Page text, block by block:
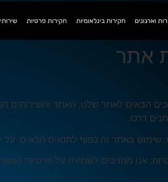
וארגונים חקירות בינלאומיות חקירות פרטיות
אתר
הבאים לאתר שלנו, האתר והשירותים
דרכו.
שימוש באתר זה כפוף לתנאים הבאים.
אנו מחויבים לשמירה על פרטיות